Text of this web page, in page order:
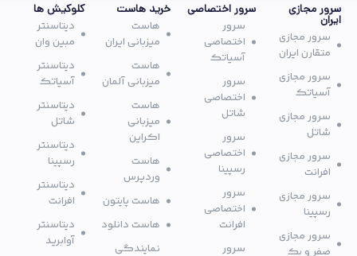
سرور مجازی
ایران
سرور مجازی
متقارن ایران
سرور مجازی
آسیاتک
سرور مجازی
شاتل
سرور مجازی
افرانت
سرور مجازی
رسپینا
سرور مجازی
صفر و یک
سرور اختصاصی
سرور
اختصاصی
آسیاتک
سرور
اختصاصی
شاتل
سرور
اختصاصی
رسپینا
سرور
اختصاصی
افرانت
سرور
خرید هاست
هاست
میزبانی ایران
هاست
میزبانی آلمان
هاست
میزبانی
اکراین
هاست
وردپرس
هاست پایتون
هاست دانلود
نمایندگی
کلوکیش ها
دیتاسنتر
مبین وان
دیتاسنتر
آسیاتک
دیتاسنتر
شاتل
دیتاسنتر
رسپینا
دیتاسنتر
افرانت
دیتاسنتر
آوابرید